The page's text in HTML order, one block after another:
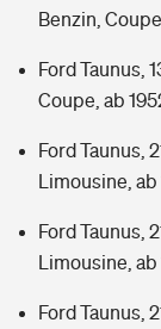
Benzin,
Ford Taunus,
Coupe, ab
Ford Taunus,
Limousine, ab
Ford Taunus,
Limousine, ab
Ford Taunus,